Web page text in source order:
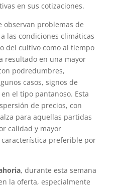
en sus cotizaciones.
observan problemas de
las condiciones climáticas
del cultivo como al tiempo
resultado en una mayor
podredumbres,
casos, signos de
el tipo pantanoso. Esta
de precios, con
para aquellas partidas
calidad y mayor
preferible por
, durante esta semana
la oferta, especialmente